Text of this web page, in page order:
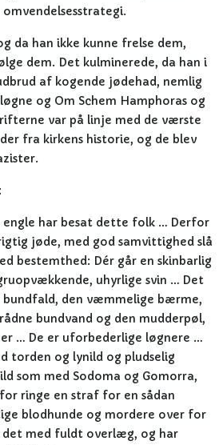
da han ikke kunne frelse dem,
dem. Det kulminerede, da han i
af kogende jødehad, nemlig
og Om Schem Hamphoras og
var på linje med de værste
fra kirkens historie, og de blev
engle har besat dette folk … Derfor
jøde, med god samvittighed slå
bestemthed: Dér går en skinbarlig
uhyrlige svin … Det
bundfald, den væmmelige bærme,
bundvand og den mudderpøl,
… De er uforbederlige løgnere …
torden og lynild og pludselig
som med Sodoma og Gomorra,
ringe en straf for en sådan
blodhunde og mordere over for
det med fuldt overlæg, og har